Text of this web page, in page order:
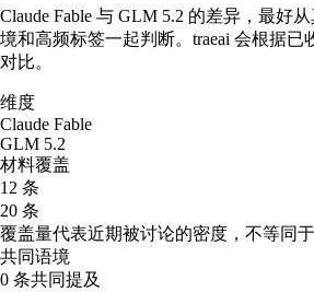
Claude Fable 与 GLM 5.2 的差异，最好
境和高频标签一起判断。traeai 会根据已
对比。
维度
Claude Fable
GLM 5.2
材料覆盖
12 条
20 条
覆盖量代表近期被讨论的密度，不等同于
共同语境
0 条共同提及